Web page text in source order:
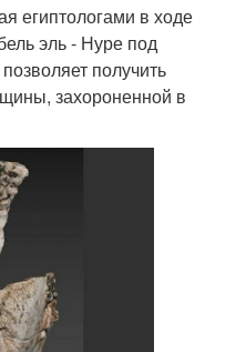
египтологами в ходе
эль - Нуре под
получить
захороненной в